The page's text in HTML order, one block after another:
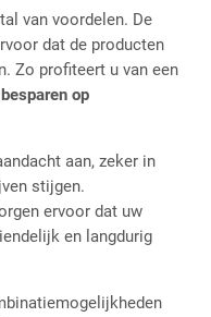
van voordelen. De
dat de producten
Zo profiteert u van een
besparen op
aan, zeker in
stijgen.
ervoor dat uw
en langdurig